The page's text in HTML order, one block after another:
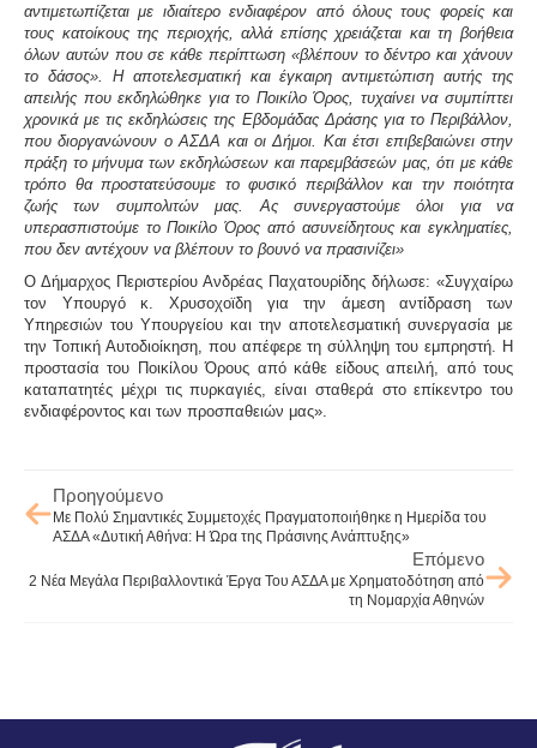
αντιμετωπίζεται με ιδιαίτερο ενδιαφέρον από όλους τους φορείς και
τους κατοίκους της περιοχής, αλλά επίσης χρειάζεται και τη βοήθεια
όλων αυτών που σε κάθε περίπτωση «βλέπουν το δέντρο και χάνουν
το δάσος».
Η αποτελεσματική και έγκαιρη αντιμετώπιση αυτής της
απειλής που εκδηλώθηκε για το Ποικίλο Όρος, τυχαίνει να συμπίπτει
χρονικά με τις εκδηλώσεις της Εβδομάδας Δράσης για το Περιβάλλον,
που διοργανώνουν ο ΑΣΔΑ και οι Δήμοι. Και έτσι επιβεβαιώνει στην
πράξη το μήνυμα των εκδηλώσεων και παρεμβάσεών μας, ότι με κάθε
τρόπο θα προστατεύσουμε το φυσικό περιβάλλον και την ποιότητα
ζωής των συμπολιτών μας.
Ας συνεργαστούμε όλοι για να
υπερασπιστούμε το Ποικίλο Όρος από ασυνείδητους και εγκληματίες,
που δεν αντέχουν να βλέπουν το βουνό να πρασινίζει»
Ο Δήμαρχος Περιστερίου Ανδρέας Παχατουρίδης δήλωσε: «Συγχαίρω
τον Υπουργό κ. Χρυσοχοϊδη για την άμεση αντίδραση των
Υπηρεσιών του Υπουργείου και την αποτελεσματική συνεργασία με
την Τοπική Αυτοδιοίκηση, που απέφερε τη σύλληψη του εμπρηστή. Η
προστασία του Ποικίλου Όρους από κάθε είδους απειλή, από τους
καταπατητές μέχρι τις πυρκαγιές, είναι σταθερά στο επίκεντρο του
ενδιαφέροντος και των προσπαθειών μας».
Προηγούμενο
Με Πολύ Σημαντικές Συμμετοχές Πραγματοποιήθηκε η Ημερίδα του
ΑΣΔΑ «Δυτική Αθήνα: Η Ώρα της Πράσινης Ανάπτυξης»
Επόμενο
2 Νέα Μεγάλα Περιβαλλοντικά Έργα Του ΑΣΔΑ με Χρηματοδότηση από
τη Νομαρχία Αθηνών